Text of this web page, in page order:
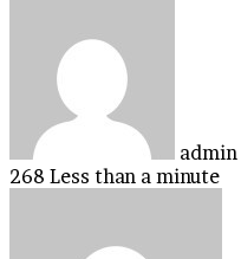
admin
268 Less than a minute